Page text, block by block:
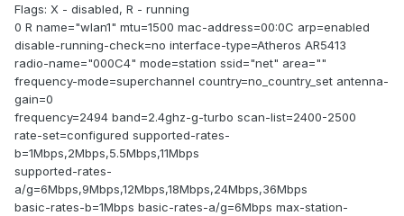
Flags: X - disabled, R - running
0 R name="wlan1" mtu=1500 mac-address=00:0C arp=enabled
disable-running-check=no interface-type=Atheros AR5413
radio-name="000C4" mode=station ssid="net" area=""
frequency-mode=superchannel country=no_country_set antenna-
gain=0
frequency=2494 band=2.4ghz-g-turbo scan-list=2400-2500
rate-set=configured supported-rates-
b=1Mbps,2Mbps,5.5Mbps,11Mbps
supported-rates-
a/g=6Mbps,9Mbps,12Mbps,18Mbps,24Mbps,36Mbps
basic-rates-b=1Mbps basic-rates-a/g=6Mbps max-station-